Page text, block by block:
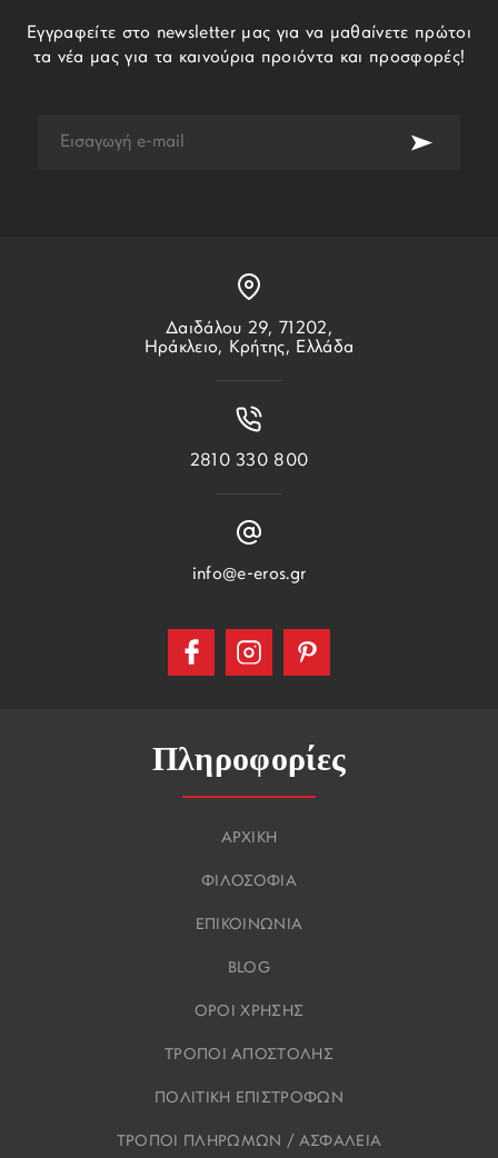
Πληροφορίες
ΑΡΧΙΚΗ
ΦΙΛΟΣΟΦΙΑ
ΕΠΙΚΟΙΝΩΝΙΑ
BLOG
ΟΡΟΙ ΧΡΗΣΗΣ
ΤΡΟΠΟΙ ΑΠΟΣΤΟΛΗΣ
ΠΟΛΙΤΙΚΗ ΕΠΙΣΤΡΟΦΩΝ
ΤΡΟΠΟΙ ΠΛΗΡΩΜΩΝ / ΑΣΦΑΛΕΙΑ
Δαιδάλου 29, 71202,
Ηράκλειο, Κρήτης, Ελλάδα
2810 330 800
info@e-eros.gr
Εγγραφείτε στο newsletter μας για να μαθαίνετε πρώτοι
τα νέα μας για τα καινούρια προιόντα και προσφορές!